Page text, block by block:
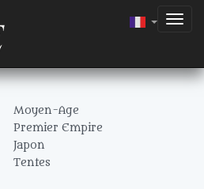
Moyen-Age
Premier Empire
Japon
Tentes